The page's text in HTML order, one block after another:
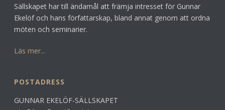
Sällskapet har till ändamål att främja intresset för Gunnar
Ekelöf och hans författarskap, bland annat genom att ordna
möten och seminarier.
Läs mer...
POSTADRESS
GUNNAR EKELÖF-SÄLLSKAPET